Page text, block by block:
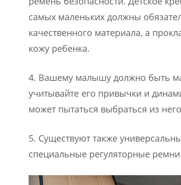
самых маленьких должны
качественного материала, а
кожу ребенка.
4. Вашему малышу должно быть
учитывайте его привычки и
может пытаться выбраться из
5. Существуют также
специальные регуляторные